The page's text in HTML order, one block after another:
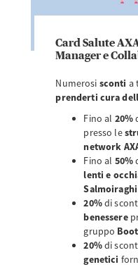
Card Salute
Manager e
Numerosi sconti a
prenderti cura
Fino al 20%
presso le
network
Fino al 50%
lenti e
20%di
benessere
gruppo
20%di
genetici